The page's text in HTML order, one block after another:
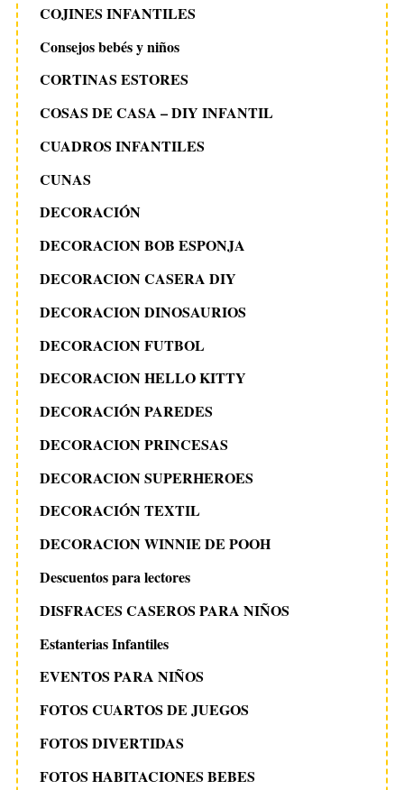
COJINES INFANTILES
Consejos bebés y niños
CORTINAS ESTORES
COSAS DE CASA – DIY INFANTIL
CUADROS INFANTILES
CUNAS
DECORACIÓN
DECORACION BOB ESPONJA
DECORACION CASERA DIY
DECORACION DINOSAURIOS
DECORACION FUTBOL
DECORACION HELLO KITTY
DECORACIÓN PAREDES
DECORACION PRINCESAS
DECORACION SUPERHEROES
DECORACIÓN TEXTIL
DECORACION WINNIE DE POOH
Descuentos para lectores
DISFRACES CASEROS PARA NIÑOS
Estanterias Infantiles
EVENTOS PARA NIÑOS
FOTOS CUARTOS DE JUEGOS
FOTOS DIVERTIDAS
FOTOS HABITACIONES BEBES